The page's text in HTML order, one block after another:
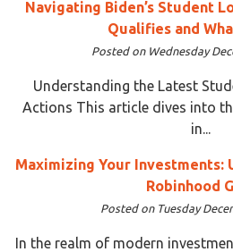
Navigating Biden’s Student
Qualifies and
Posted on Wednesday
Understanding the Latest
Actions This article dives into
in...
Maximizing Your Investments:
Robinhood
Posted on Tuesday
In the realm of modern